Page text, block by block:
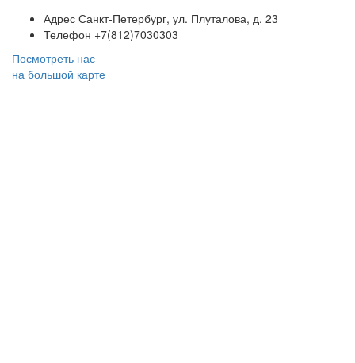
Адрес Санкт-Петербург, ул. Плуталова, д. 23
Телефон +7(812)7030303
Посмотреть нас
на большой карте